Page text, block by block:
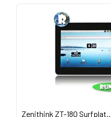
Zenithink ZT-180 Surfplat...